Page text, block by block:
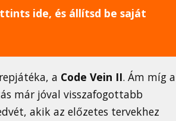
ide, és állítsd be saját
a Code Vein II. Ám míg a
már jóval visszafogottabb
akik az előzetes tervekhez